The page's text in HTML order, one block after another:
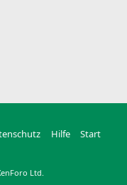
Hilfe Start
Ltd.